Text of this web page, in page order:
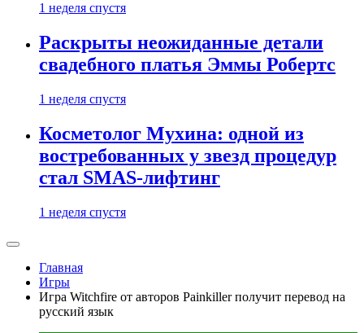
1 неделя спустя
Раскрыты неожиданные детали
свадебного платья Эммы Робертс
1 неделя спустя
Косметолог Мухина: одной из
востребованных у звезд процедур
стал SMAS-лифтинг
1 неделя спустя
Главная
Игры
Игра Witchfire от авторов Painkiller получит перевод на
русский язык